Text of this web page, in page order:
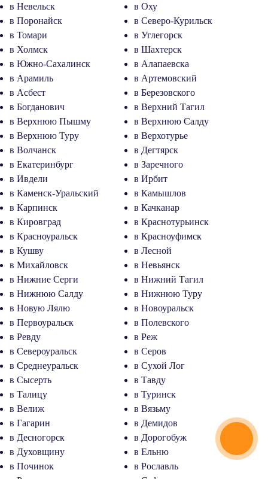
в Невельск
в Оху
в Поронайск
в Северо-Курильск
в Томари
в Углегорск
в Холмск
в Шахтерск
в Южно-Сахалинск
в Алапаевска
в Арамиль
в Артемовский
в Асбест
в Березовского
в Богданович
в Верхний Тагил
в Верхнюю Пышму
в Верхнюю Салду
в Верхнюю Туру
в Верхотурье
в Волчанск
в Дегтярск
в Екатеринбург
в Заречного
в Ивдели
в Ирбит
в Каменск-Уральский
в Камышлов
в Карпинск
в Качканар
в Кировград
в Краснотурьинск
в Красноуральск
в Красноуфимск
в Кушву
в Лесной
в Михайловск
в Невьянск
в Нижние Серги
в Нижний Тагил
в Нижнюю Салду
в Нижнюю Туру
в Новую Лялю
в Новоуральск
в Первоуральск
в Полевского
в Ревду
в Реж
в Североуральск
в Серов
в Среднеуральск
в Сухой Лог
в Сысерть
в Тавду
в Талицу
в Туринск
в Велиж
в Вязьму
в Гагарин
в Демидов
в Десногорск
в Дорогобуж
в Духовщину
в Ельню
в Починок
в Рославль